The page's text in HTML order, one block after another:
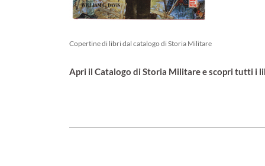
Copertine di libri dal catalogo di Storia Militare
Apri il Catalogo di Storia Militare e scopri tutti i